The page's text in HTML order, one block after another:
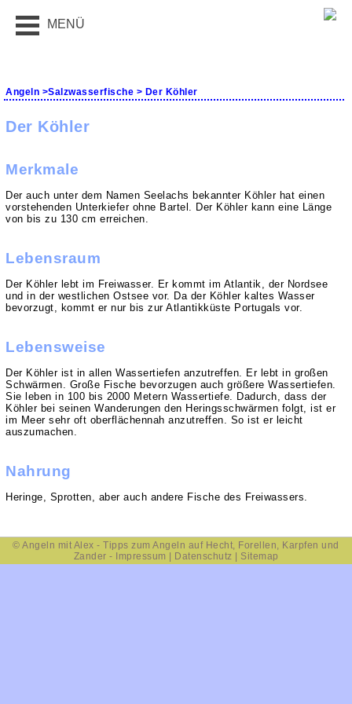
MENÜ
Angeln >Salzwasserfische > Der Köhler
Der Köhler
Merkmale
Der auch unter dem Namen Seelachs bekannter Köhler hat einen
vorstehenden Unterkiefer ohne Bartel. Der Köhler kann eine Länge
von bis zu 130 cm erreichen.
Lebensraum
Der Köhler lebt im Freiwasser. Er kommt im Atlantik, der Nordsee
und in der westlichen Ostsee vor. Da der Köhler kaltes Wasser
bevorzugt, kommt er nur bis zur Atlantikküste Portugals vor.
Lebensweise
Der Köhler ist in allen Wassertiefen anzutreffen. Er lebt in großen
Schwärmen. Große Fische bevorzugen auch größere Wassertiefen.
Sie leben in 100 bis 2000 Metern Wassertiefe. Dadurch, dass der
Köhler bei seinen Wanderungen den Heringsschwärmen folgt, ist er
im Meer sehr oft oberflächennah anzutreffen. So ist er leicht
auszumachen.
Nahrung
Heringe, Sprotten, aber auch andere Fische des Freiwassers.
©Angeln mit Alex - Tipps zum Angeln auf Hecht, Forellen, Karpfen und
Zander - Impressum Datenschutz Sitemap